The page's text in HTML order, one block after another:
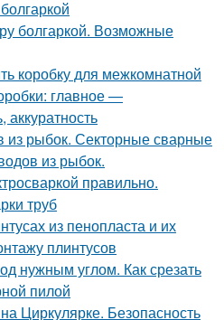
болгаркой. Возможные
коробку для межкомнатной
главное —
аккуратность
из рыбок. Секторные сварные
из рыбок.
правильно.
труб
из пенопласта и их
плинтусов
нужным углом. Как срезать
пилой
Циркулярке. Безопасность